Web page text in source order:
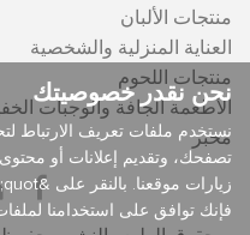
منتجات الألبان
العناية المنزلية والشخصية
منتجات اللحوم
الأطعمة الجافة والوجبات
مخبز
نحن نقدر خصوصيتك
نستخدم ملفات تعريف الارتباط
تصفحك، وتقديم إعلانات أو
فإنك توافق على استخدامنا